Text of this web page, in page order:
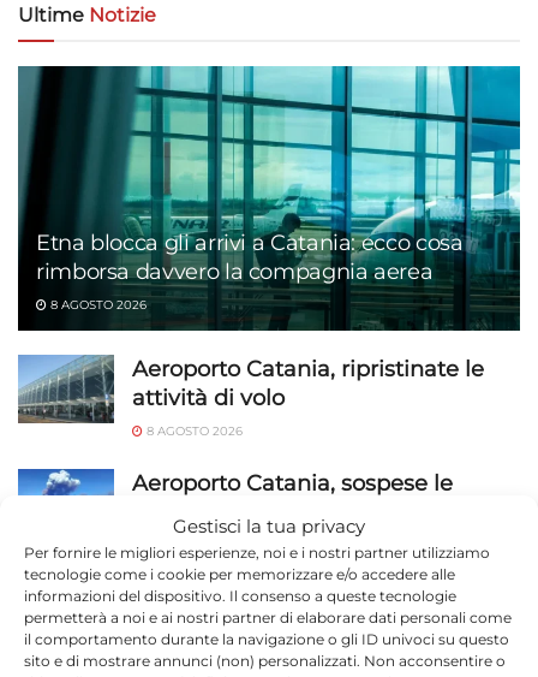
Gestisci la tua privacy
Per fornire le migliori esperienze, noi e i nostri partner utilizziamo
tecnologie come i cookie per memorizzare e/o accedere alle
informazioni del dispositivo. Il consenso a queste tecnologie
permetterà a noi e ai nostri partner di elaborare dati personali come
il comportamento durante la navigazione o gli ID univoci su questo
sito e di mostrare annunci (non) personalizzati. Non acconsentire o
Ultime Notizie
Etna blocca gli arrivi a Catania: ecco cosa
rimborsa davvero la compagnia aerea
8 AGOSTO 2026
Aeroporto Catania, ripristinate le
attività di volo
8 AGOSTO 2026
Aeroporto Catania, sospese le
eruzione e nuvola di cenere
vulcanica
8 AGOSTO 2026
PFM a Marina di Modica l’11 agosto: